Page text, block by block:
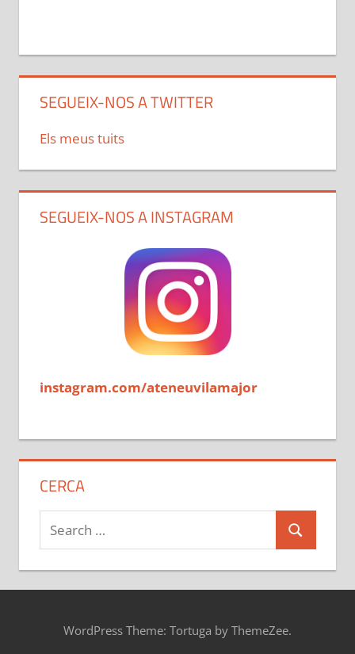
SEGUEIX-NOS A TWITTER
Els meus tuits
SEGUEIX-NOS A INSTAGRAM
instagram.com/ateneuvilamajor
CERCA
Search
for:
Search
WordPress Theme: Tortuga by ThemeZee.